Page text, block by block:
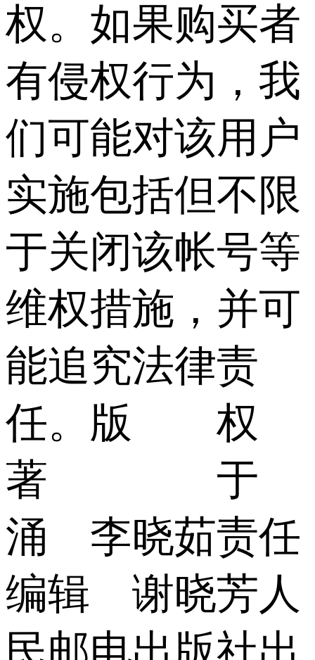
权。如果购买者
有侵权行为，我
们可能对该用户
实施包括但不限
于关闭该帐号等
维权措施，并可
能追究法律责
任。版 权
著 于
涌 李晓茹责任
编辑 谢晓芳人